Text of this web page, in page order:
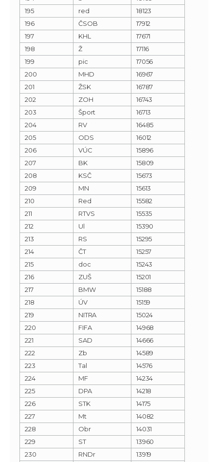
195
red
18123
196
ČSOB
17912
197
KHL
17671
198
Ž
17116
199
pic
17056
200
MHD
16967
201
ŽSK
16787
202
ZOH
16743
203
Šport
16713
204
RV
16485
205
ODS
16012
206
VÚC
15896
207
BK
15809
208
KSČ
15673
209
MN
15613
210
Red
15582
211
RTVS
15535
212
Ul
15390
213
RS
15295
214
ČT
15257
215
doc
15243
216
ZUŠ
15201
217
BMW
15188
218
ÚV
15159
219
NITRA
15024
220
FIFA
14968
221
SAD
14666
222
Zb
14589
223
Tal
14576
224
MF
14234
225
DPA
14218
226
STK
14175
227
Mt
14082
228
Obr
14031
229
ST
13960
230
RNDr
13919